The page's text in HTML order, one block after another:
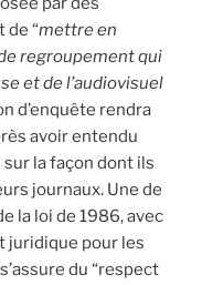
de “mettre en
regroupement qui
et de l’audiovisuel
d’enquête rendra
avoir entendu
la façon dont ils
journaux. Une de
la loi de 1986, avec
juridique pour les
du “respect